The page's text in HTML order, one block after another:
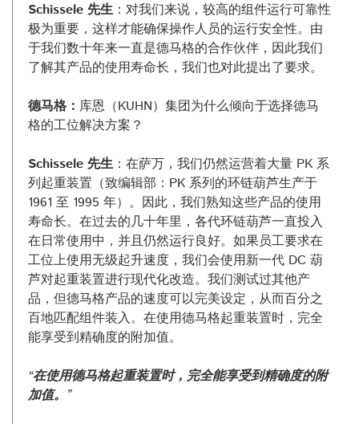
Schissele 先生 ：对我们来说，较高的组件运行可靠性
极为重要，这样才能确保操作人员的运行安全性。由
于我们数十年来一直是德马格的合作伙伴，因此我们
了解其产品的使用寿命长，我们也对此提出了要求。
德马格： 库恩（KUHN）集团为什么倾向于选择德马
格的工位解决方案？
Schissele 先生 ：在萨万，我们仍然运营着大量 PK 系
列起重装置（致编辑部：PK 系列的环链葫芦生产于
1961 至 1995 年）。因此，我们熟知这些产品的使用
寿命长。在过去的几十年里，各代环链葫芦一直投入
在日常使用中，并且仍然运行良好。如果员工要求在
工位上使用无级起升速度，我们会使用新一代 DC 葫
芦对起重装置进行现代化改造。我们测试过其他产
品，但德马格产品的速度可以完美设定，从而百分之
百地匹配组件装入。在使用德马格起重装置时，完全
能享受到精确度的附加值。
“在使用德马格起重装置时，完全能享受到精确度的附
加值。”